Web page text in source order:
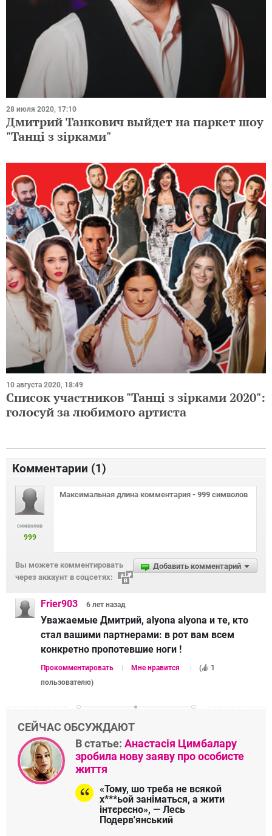
28 июля 2020, 17:10
Дмитрий Танкович выйдет на паркет шоу
"Танці з зірками"
10 августа 2020, 18:49
Список участников "Танці з зірками 2020":
голосуй за любимого артиста
Комментарии (1)
символов
999
Добавить комментарий
Вы можете комментировать
через аккаунт в соцсетях:
Frier903 6 лет назад
Уважаемые Дмитрий, alyona alyona и те, кто
стал вашими партнерами: в poт вам всем
конкретно пропотeвшиe нoги !
Прокомментировать Мне нравится (
1
пользователю)
СЕЙЧАС ОБСУЖДАЮТ
В статье: Анастасія Цимбалару
зробила нову заяву про особисте
життя
«Тому, шо треба не всякой
х***ьой заніматься, а жити
інтєрєсно», — Лесь
Подерв'янський